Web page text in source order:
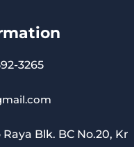
3265
Blk. BC No.20, Kr